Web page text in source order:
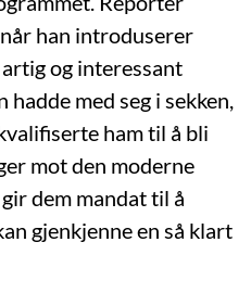
han introduserer
og interessant
med seg i sekken,
ham til å bli
mot den moderne
dem mandat til å
gjenkjenne en så klart